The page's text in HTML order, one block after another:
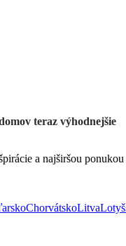
teraz výhodnejšie
a najširšou ponukou
ChorvátskoLitva